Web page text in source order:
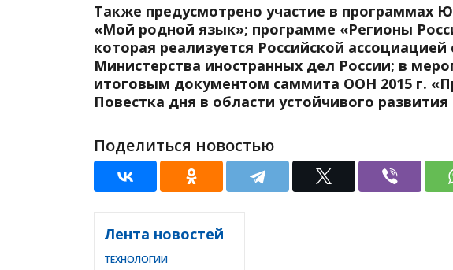
Также предусмотрено участие в программах
«Мой родной язык»; программе «Регионы
которая реализуется Российской
Министерства иностранных дел России; в
итоговым документом саммита ООН 2015 г.
Повестка дня в области устойчивого
Поделиться новостью
Лента новостей
ТЕХНОЛОГИИ